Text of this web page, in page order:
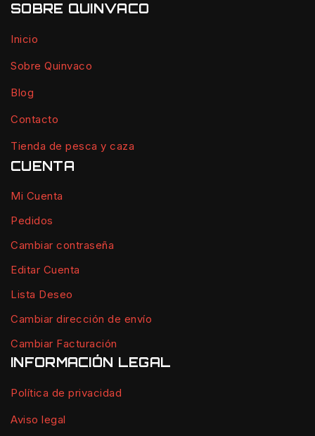
SOBRE QUINVACO
Inicio
Sobre Quinvaco
Blog
Contacto
Tienda de pesca y caza
CUENTA
Mi Cuenta
Pedidos
Cambiar contraseña
Editar Cuenta
Lista Deseo
Cambiar dirección de envío
Cambiar Facturación
INFORMACIÓN LEGAL
Política de privacidad
Aviso legal